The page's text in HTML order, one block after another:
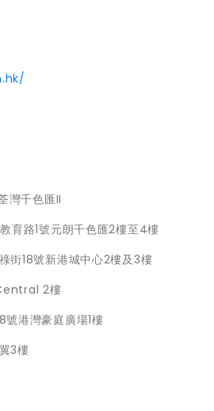
灣千色匯II
育路1號元朗千色匯2樓至4樓
街18號新港城中心2樓及3樓
2樓
港灣豪庭廣場1樓
3樓